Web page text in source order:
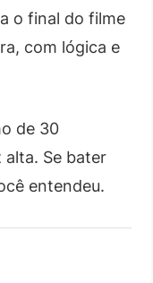
o final do filme
com lógica e
de 30
alta. Se bater
entendeu.